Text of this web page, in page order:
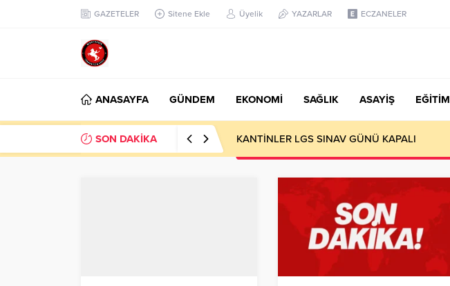
GAZETELER Sitene Ekle Üyelik YAZARLAR ECZANELER
ANASAYFA GÜNDEM EKONOMİ SAĞLIK ASAYİŞ EĞİTİM
SON DAKİKA sıfır atık yaşam kültürü yaygınlaştırmaktır